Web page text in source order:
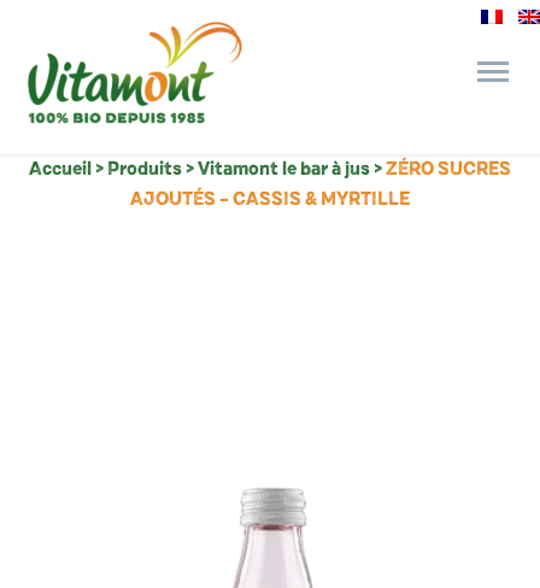
des engagements
Accueil > Produits >Vitamont le bar à jus >ZÉRO SUCRES
AJOUTÉS – CASSIS & MYRTILLE